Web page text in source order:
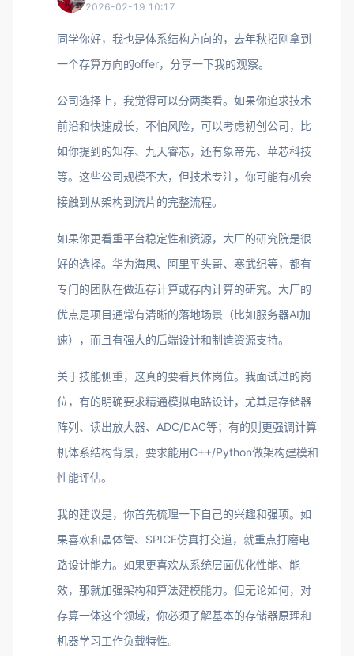
2026-02-19 10:17
同学你好，我也是体系结构方向的，去年秋招刚拿到
一个存算方向的offer，分享一下我的观察。
公司选择上，我觉得可以分两类看。如果你追求技术
前沿和快速成长，不怕风险，可以考虑初创公司，比
如你提到的知存、九天睿芯，还有象帝先、苹芯科技
等。这些公司规模不大，但技术专注，你可能有机会
接触到从架构到流片的完整流程。
如果你更看重平台稳定性和资源，大厂的研究院是很
好的选择。华为海思、阿里平头哥、寒武纪等，都有
专门的团队在做近存计算或存内计算的研究。大厂的
优点是项目通常有清晰的落地场景（比如服务器AI加
速），而且有强大的后端设计和制造资源支持。
关于技能侧重，这真的要看具体岗位。我面试过的岗
位，有的明确要求精通模拟电路设计，尤其是存储器
阵列、读出放大器、ADC/DAC等；有的则更强调计算
机体系结构背景，要求能用C++/Python做架构建模和
性能评估。
我的建议是，你首先梳理一下自己的兴趣和强项。如
果喜欢和晶体管、SPICE仿真打交道，就重点打磨电
路设计能力。如果更喜欢从系统层面优化性能、能
效，那就加强架构和算法建模能力。但无论如何，对
存算一体这个领域，你必须了解基本的存储器原理和
机器学习工作负载特性。